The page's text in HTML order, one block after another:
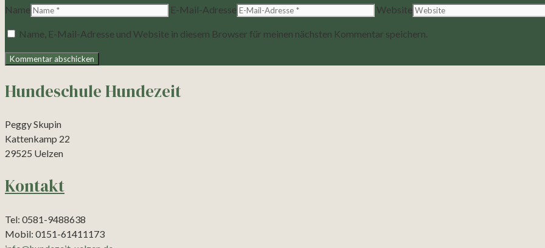
Name E-Mail-Adresse Website
Name, E-Mail-Adresse und Website in diesem Browser für meinen nächsten Kommentar speichern.
Hundeschule Hundezeit
Peggy Skupin
Kattenkamp 22
29525 Uelzen
Kontakt
Tel: 0581-9488638
Mobil: 0151-61411173